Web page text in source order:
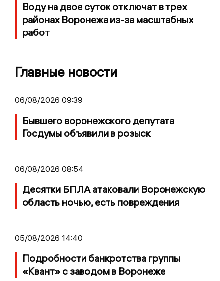
Воду на двое суток отключат в трех
районах Воронежа из-за масштабных
работ
Главные новости
06/08/2026 09:39
Бывшего воронежского депутата
Госдумы объявили в розыск
06/08/2026 08:54
Десятки БПЛА атаковали Воронежскую
область ночью, есть повреждения
05/08/2026 14:40
Подробности банкротства группы
«Квант» с заводом в Воронеже